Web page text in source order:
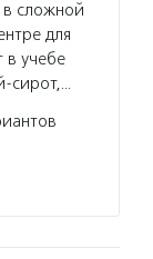
в сложной
для
в учебе
сирот,…